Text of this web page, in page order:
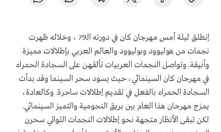
إنطلق ليلة أمس مهرجان كان في دورته الـ79 ، وخلاله ظهرت
نجمات من هوليوود وبوليوود والعالم العربي بإطلالات مميزة
وأنيقة. وتواصل النجمات العربيات تألقهن على السجادة الحمراء
في مهرجان كان السينمائي، حيث يسود سحر السينما وقد بدأت
السجادة الحمراء بالفعل في تقديم إطلالات ساحرة. وكالعادة،
يمزج مهرجان هذا العام بين بريق النجومية والتميز السينمائي.
لكن تبقى الأنظار متجهة نحو إطلالات النجمات اللواتي سحرن